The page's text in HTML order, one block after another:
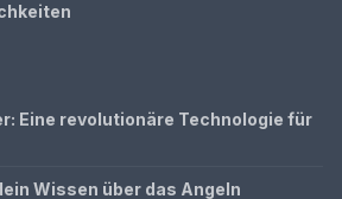
Eine revolutionäre Technologie für
Wissen über das Angeln